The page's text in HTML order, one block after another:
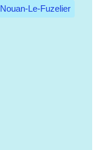
Nouan-Le-Fuzelier